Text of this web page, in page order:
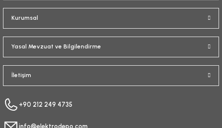
Kurumsal
Yasal Mevzuat ve Bilgilendirme
İletişim
+90 212 249 4735
info@elektrodepo.com